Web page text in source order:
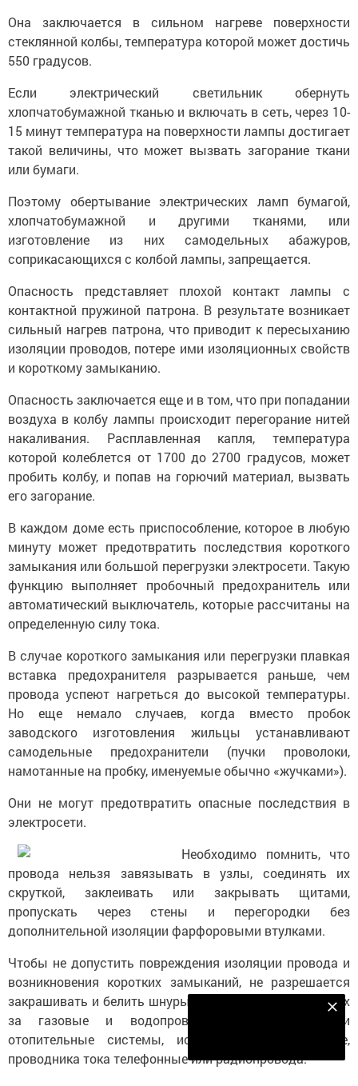
Она заключается в сильном нагреве поверхности
стеклянной колбы, температура которой может достичь
550 градусов.
Если электрический светильник обернуть
хлопчатобумажной тканью и включать в сеть, через 10-
15 минут температура на поверхности лампы достигает
такой величины, что может вызвать загорание ткани
или бумаги.
Поэтому обертывание электрических ламп бумагой,
хлопчатобумажной и другими тканями, или
изготовление из них самодельных абажуров,
соприкасающихся с колбой лампы, запрещается.
Опасность представляет плохой контакт лампы с
контактной пружиной патрона. В результате возникает
сильный нагрев патрона, что приводит к пересыханию
изоляции проводов, потере ими изоляционных свойств
и короткому замыканию.
Опасность заключается еще и в том, что при попадании
воздуха в колбу лампы происходит перегорание нитей
накаливания. Расплавленная капля, температура
которой колеблется от 1700 до 2700 градусов, может
пробить колбу, и попав на горючий материал, вызвать
его загорание.
В каждом доме есть приспособление, которое в любую
минуту может предотвратить последствия короткого
замыкания или большой перегрузки электросети. Такую
функцию выполняет пробочный предохранитель или
автоматический выключатель, которые рассчитаны на
определенную силу тока.
В случае короткого замыкания или перегрузки плавкая
вставка предохранителя разрывается раньше, чем
провода успеют нагреться до высокой температуры.
Но еще немало случаев, когда вместо пробок
заводского изготовления жильцы устанавливают
самодельные предохранители (пучки проволоки,
намотанные на пробку, именуемые обычно «жучками»).
Они не могут предотвратить опасные последствия в
электросети.
Необходимо помнить, что
провода нельзя завязывать в узлы, соединять их
скруткой, заклеивать или закрывать щитами,
пропускать через стены и перегородки без
дополнительной изоляции фарфоровыми втулками.
Чтобы не допустить повреждения изоляции провода и
возникновения коротких замыканий, не разрешается
закрашивать и белить шнуры и провода, закреплять их
за газовые и водопроводные трубы, батареи
отопительные системы, использовать в качестве,
проводника тока телефонные или радиопровода.